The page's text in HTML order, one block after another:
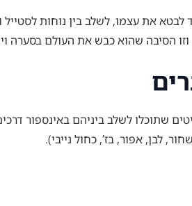
את עצמו, לשלב בין נוחות לסטייל
הסיבה שהוא כבש את העולם בסערה
שתוכלו לשלב ביניהם באינספור
לבן, אפור, בז’, כחול נייבי).